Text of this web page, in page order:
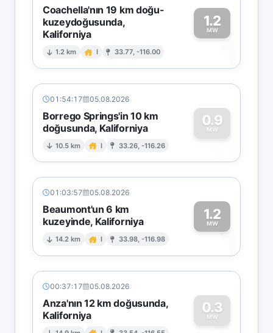
Coachella'nın 19 km doğu-
kuzeydoğusunda,
Kaliforniya
1.2 km I 33.77, -116.00
1.2
MW
1
01:54:17 05.08.2026
Borrego Springs'in 10 km
doğusunda, Kaliforniya
10.5 km I 33.26, -116.26
0.9
MW
0
01:03:57 05.08.2026
Beaumont'un 6 km
kuzeyinde, Kaliforniya
14.2 km I 33.98, -116.98
1.2
MW1
00:37:17 05.08.2026
Anza'nın 12 km doğusunda,
Kaliforniya
0.3
MW